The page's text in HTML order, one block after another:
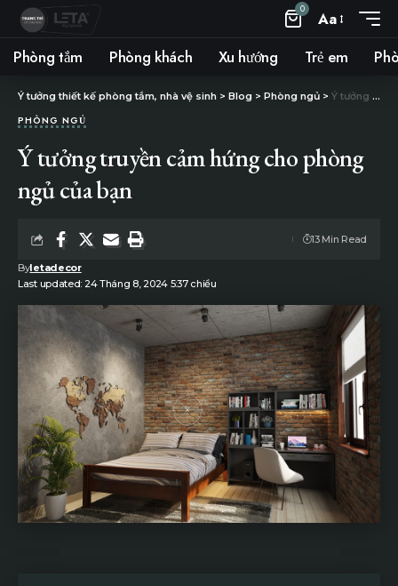
0 Aa
Phòng tắm Phòng khách Xu hướng Trẻ em
Ý tưởng thiết kế phòng tắm, nhà vệ sinh > Blog > Phòng ngủ > Ý tưởng truyền cảm hứng cho phòng ngủ của bạn
PHÒNG NGỦ
Ý tưởng truyền cảm hứng cho phòng
ngủ của bạn
Last updated: 24 Tháng 8, 2024 5:37 chiều
Byletadecor
13 Min Read